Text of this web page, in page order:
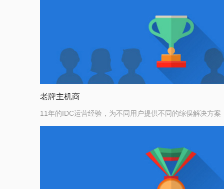
老牌主机商
11年的IDC运营经验，为不同用户提供不同的综俣解决方案